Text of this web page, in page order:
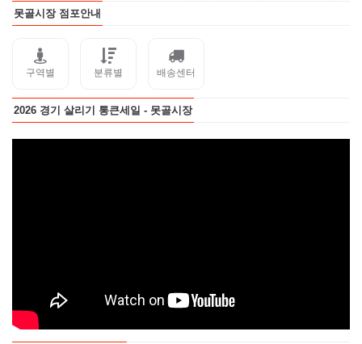
못골시장 점포안내
구역별 분류별 배송센터
2026 경기 살리기 통큰세일 - 못골시장